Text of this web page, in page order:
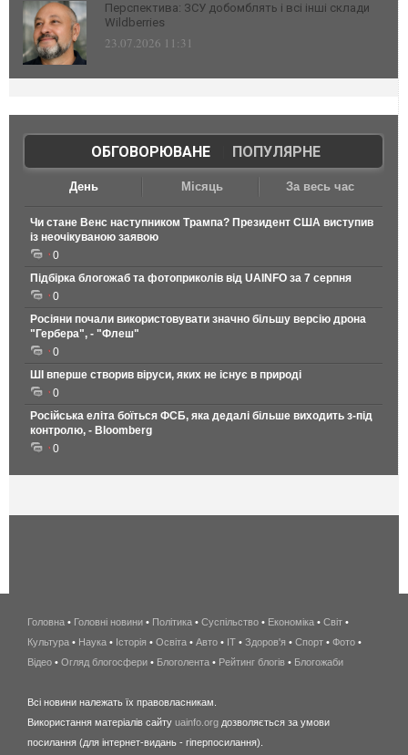
Перспектива: ЗСУ добомблять і всі інші склади
Wildberries
23.07.2026 11:31
ОБГОВОРЮВАНЕ| ПОПУЛЯРНЕ
День Місяць За весь час
Чи стане Венс наступником Трампа? Президент США виступив
із неочікуваною заявою
0
Підбірка блогожаб та фотоприколів від UAINFO за 7 серпня
0
Росіяни почали використовувати значно більшу версію дрона
"Гербера", - "Флеш"
0
ШІ вперше створив віруси, яких не існує в природі
0
Російська еліта боїться ФСБ, яка дедалі більше виходить з-під
контролю, - Bloomberg
0
беспроводной
интернет
киев
wimax
Головна • Головні новини • Політика • Суспільство • Економіка • Світ •
Культура • Наука • Історія • Освіта • Авто • IT • Здоров'я • Спорт • Фото •
Відео • Огляд блогосфери • Блоголента • Рейтинг блогів • Блогожаби
Всі новини належать їх правовласникам.
Використання матеріалів сайту uainfo.org дозволяється за умови
посилання (для інтернет-видань - гіперпосилання).